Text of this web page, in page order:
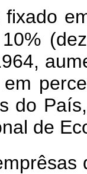
fixado
do
de